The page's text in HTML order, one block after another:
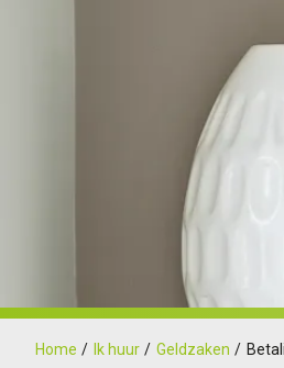
Home Ik huur Geldzaken